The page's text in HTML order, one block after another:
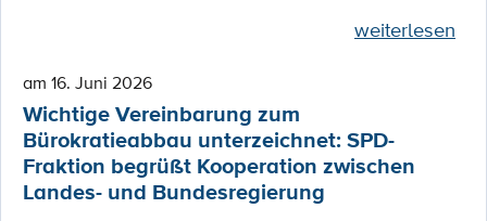
weiterlesen
am 16. Juni 2026
Wichtige Vereinbarung zum
Bürokratieabbau unterzeichnet: SPD-
Fraktion begrüßt Kooperation zwischen
Landes- und Bundesregierung